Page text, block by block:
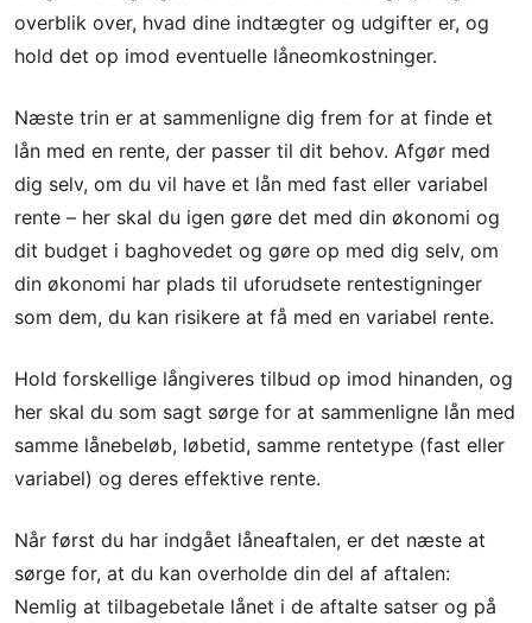
overblik over, hvad dine indtægter og udgifter er, og
hold det op imod eventuelle låneomkostninger.
Næste trin er at sammenligne dig frem for at finde et
lån med en rente, der passer til dit behov. Afgør med
dig selv, om du vil have et lån med fast eller variabel
rente – her skal du igen gøre det med din økonomi og
dit budget i baghovedet og gøre op med dig selv, om
din økonomi har plads til uforudsete rentestigninger
som dem, du kan risikere at få med en variabel rente.
Hold forskellige långiveres tilbud op imod hinanden, og
her skal du som sagt sørge for at sammenligne lån med
samme lånebeløb, løbetid, samme rentetype (fast eller
variabel) og deres effektive rente.
Når først du har indgået låneaftalen, er det næste at
sørge for, at du kan overholde din del af aftalen:
Nemlig at tilbagebetale lånet i de aftalte satser og på